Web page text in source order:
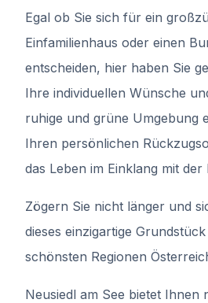
Egal ob Sie sich für ein
Einfamilienhaus oder einen
entscheiden, hier haben Sie
Ihre individuellen Wünsche
ruhige und grüne Umgebung
Ihren persönlichen
das Leben im Einklang mit
Zögern Sie nicht länger und
dieses einzigartige
schönsten Regionen
Neusiedl am See bietet Ihnen